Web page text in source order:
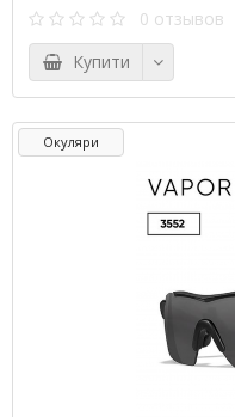
0 отзывов
Купити
Окуляри